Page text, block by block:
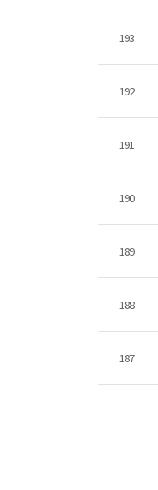
193
192
191
190
189
188
187